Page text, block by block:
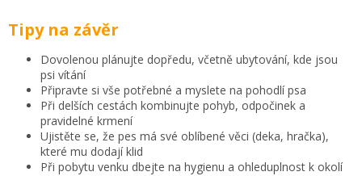
Tipy na závěr
Dovolenou plánujte dopředu, včetně ubytování, kde jsou
psi vítání
Připravte si vše potřebné a myslete na pohodlí psa
Při delších cestách kombinujte pohyb, odpočinek a
pravidelné krmení
Ujistěte se, že pes má své oblíbené věci (deka, hračka),
které mu dodají klid
Při pobytu venku dbejte na hygienu a ohleduplnost k okolí